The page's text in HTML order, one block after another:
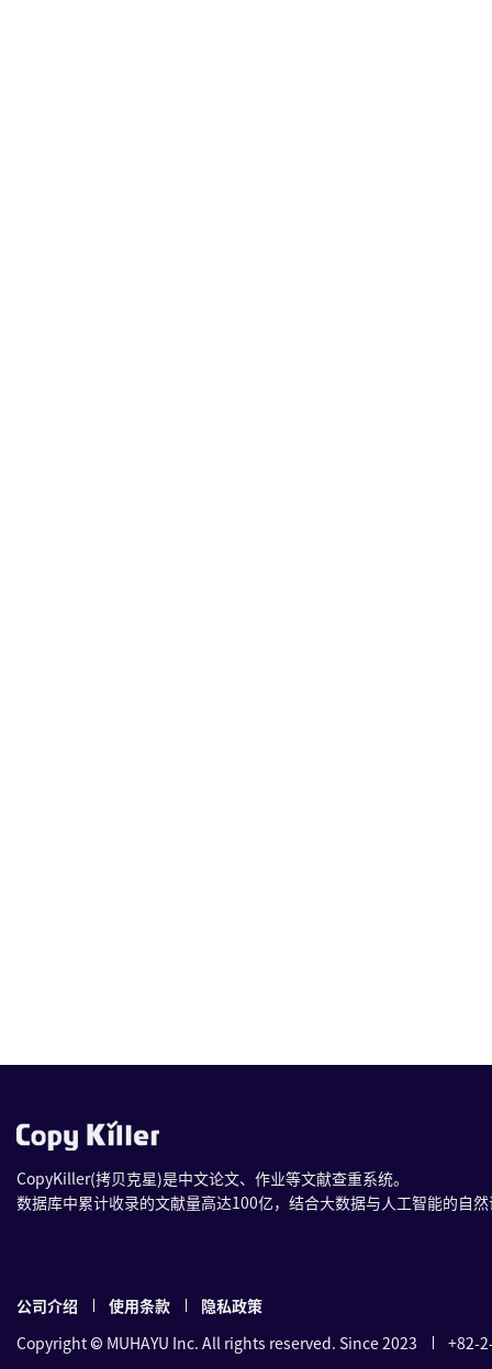
CopyKiller(拷贝克星)是中文论文、作业等文献查重系统。
数据库中累计收录的文献量高达100亿，结合大数据与人工智能的自
公司介绍 使用条款
隐私政策
Copyright © MUHAYU Inc. All rights reserved. Since 2023
+82-